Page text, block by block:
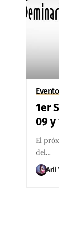
1er
09 y
El
del…
Arii